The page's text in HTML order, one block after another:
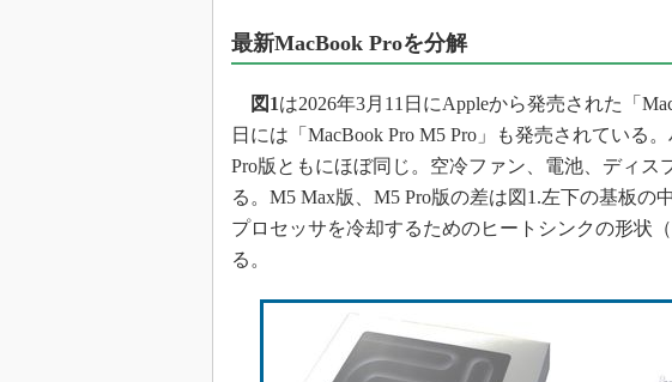
最新MacBook Proを分解
図1は2026年3月11日にAppleから発売された「
日には「MacBook Pro M5 Pro」も発売されている
Pro版ともにほぼ同じ。空冷ファン、電池、ディス
る。M5 Max版、M5 Pro版の差は図1.左下の基板の
プロセッサを冷却するためのヒートシンクの形状（
る。